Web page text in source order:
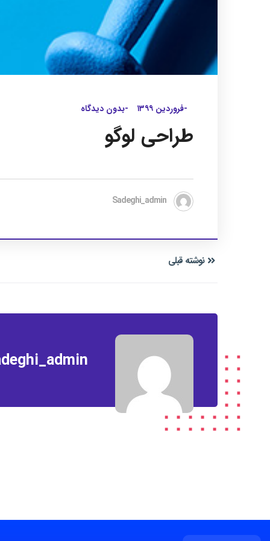
-فروردین ۱۳۹۹ -بدون دیدگاه
طراحی لوگو
Sadeghi_admin
نوشته قبلی